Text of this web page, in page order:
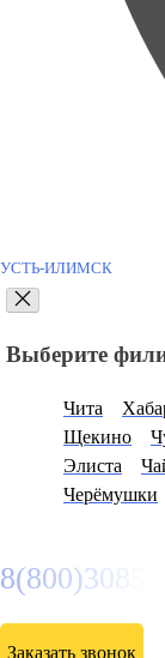
УСТЬ-ИЛИМСК
Выберите
Чита
Щекино
Элиста
Черёмушки
Заказать звонок